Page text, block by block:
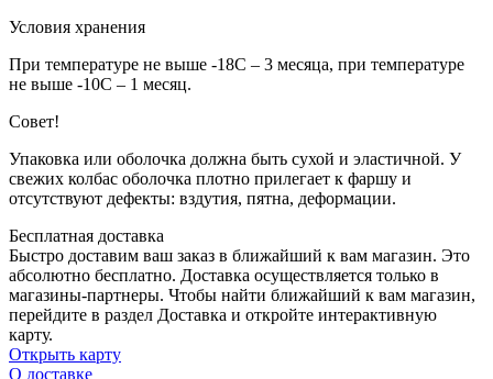
Условия хранения
При температуре не выше -18С – 3 месяца, при температуре
не выше -10С – 1 месяц.
Совет!
Упаковка или оболочка должна быть сухой и эластичной. У
свежих колбас оболочка плотно прилегает к фаршу и
отсутствуют дефекты: вздутия, пятна, деформации.
Бесплатная доставка
Быстро доставим ваш заказ в ближайший к вам магазин. Это
абсолютно бесплатно. Доставка осуществляется только в
магазины-партнеры. Чтобы найти ближайший к вам магазин,
перейдите в раздел Доставка и откройте интерактивную
карту.
Открыть карту
О доставке